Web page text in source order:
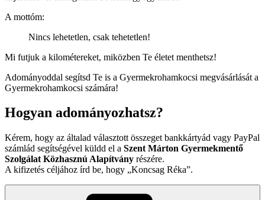
A mottóm:
Nincs lehetetlen, csak tehetetlen!
Mi futjuk a kilométereket, miközben Te életet menthetsz!
Adományoddal segítsd Te is a Gyermekrohamkocsi megvásárlását a
Gyermekrohamkocsi számára!
Hogyan adományozhatsz?
Kérem, hogy az általad választott összeget bankkártyád vagy PayPal
számlád segítségével küldd el a Szent Márton Gyermekmentő
Szolgálat Közhasznú Alapítvány részére.
A kifizetés céljához írd be, hogy
Koncsag Réka .